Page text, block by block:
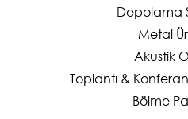
Depolama
Metal
Akustik
Toplantı &
Bölme